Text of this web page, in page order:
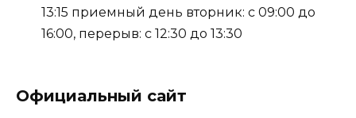
13:15 приемный день вторник: с 09:00 до
16:00, перерыв: с 12:30 до 13:30
Официальный сайт